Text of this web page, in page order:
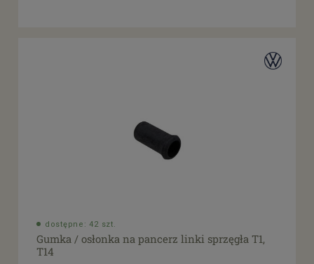
dostępne: 42 szt.
Gumka / osłonka na pancerz linki sprzęgła T1,
T14